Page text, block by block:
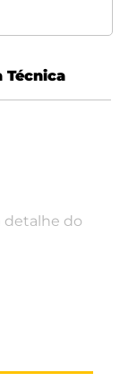
Técnica
detalhe do